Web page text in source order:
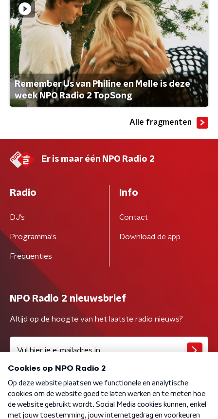
Remember Us van Philine en Melle is deze
week NPO Radio 2 TopSong
Alle fragmenten
Er is maar één NPO Radio 2
Radio
DJ’s
Programma's
Frequenties
Info
Contact
Download de app
NPO Radio 2 nieuwsbrief
Altijd op de hoogte van het laatste radio nieuws?
Algemene voorwaarden